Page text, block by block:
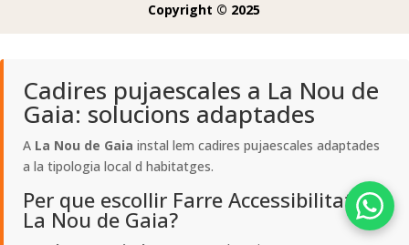
Copyright © 2025
Cadires pujaescales a La Nou de
Gaia: solucions adaptades
A La Nou de Gaia instal lem cadires pujaescales adaptades
a la tipologia local d habitatges.
Per que escollir Farre Accessibilitat a
La Nou de Gaia?